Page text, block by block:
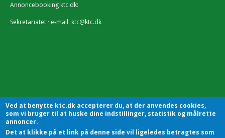
Annoncebooking ktc.dk:
Sekretariatet · e-mail: ktc@ktc.dk
Ved at benytte ktc.dk accepterer du, at der anvendes cookies,
som vi bruger til at huske dine indstillinger, statistik og målrette
annoncer.
Det at klikke på et link på denne side vil ligeledes betragtes som